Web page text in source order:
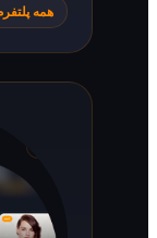
همه پلتفرم‌ها